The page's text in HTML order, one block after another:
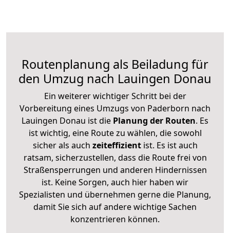
Routenplanung als Beiladung für
den Umzug nach Lauingen Donau
Ein weiterer wichtiger Schritt bei der
Vorbereitung eines Umzugs von Paderborn nach
Lauingen Donau ist die Planung der Routen. Es
ist wichtig, eine Route zu wählen, die sowohl
sicher als auch zeiteffizientist. Es ist auch
ratsam, sicherzustellen, dass die Route frei von
Straßensperrungen und anderen Hindernissen
ist. Keine Sorgen, auch hier haben wir
Spezialisten und übernehmen gerne die Planung,
damit Sie sich auf andere wichtige Sachen
konzentrieren können.